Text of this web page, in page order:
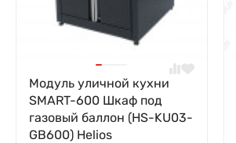
Модуль уличной кухни
SMART-600 Шкаф под
газовый баллон (HS-KU03-
GB600) Helios